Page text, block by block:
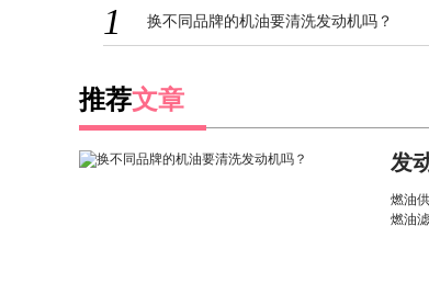
1 换不同品牌的机油要清洗发动机吗？
推荐文章
发
工
燃油
燃油